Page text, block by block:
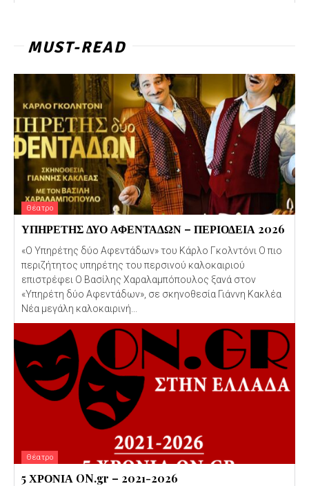
MUST-READ
Θέατρο
ΥΠΗΡΕΤΗΣ ΔΥΟ ΑΦΕΝΤΑΔΩΝ – ΠΕΡΙΟΔΕΙΑ 2026
«Ο Υπηρέτης δύο Αφεντάδων» του Κάρλο Γκολντόνι Ο πιο
περιζήτητος υπηρέτης του περσινού καλοκαιριού
επιστρέφει Ο Βασίλης Χαραλαμπόπουλος ξανά στον
«Υπηρέτη δύο Αφεντάδων», σε σκηνοθεσία Γιάννη Κακλέα
Νέα μεγάλη καλοκαιρινή...
Θέατρο
5 ΧΡΟΝΙΑ ON.gr – 2021-2026